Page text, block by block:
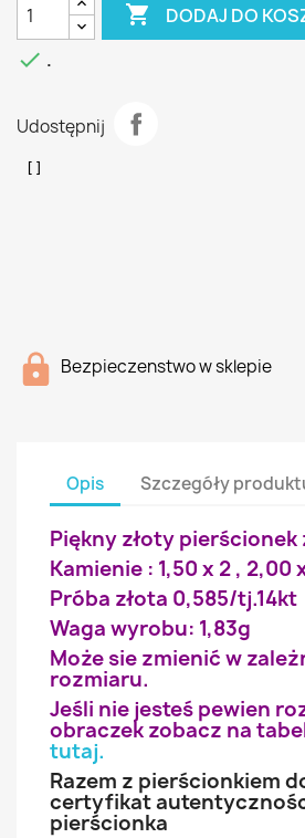
 DODAJ DO
 .
Udostępnij
Bezpieczenstwo w sklepie
Opis Szczegóły
Piękny złoty
Kamienie : 1,50 x 2 , 2,00
Próba złota 0,585/tj.14kt
Waga wyrobu: 1,83g
Może sie zmienić w
rozmiaru.
Jeśli nie jesteś pewien
obraczek zobacz na
tutaj.
Razem z pierścionkiem
certyfikat
pierścionka